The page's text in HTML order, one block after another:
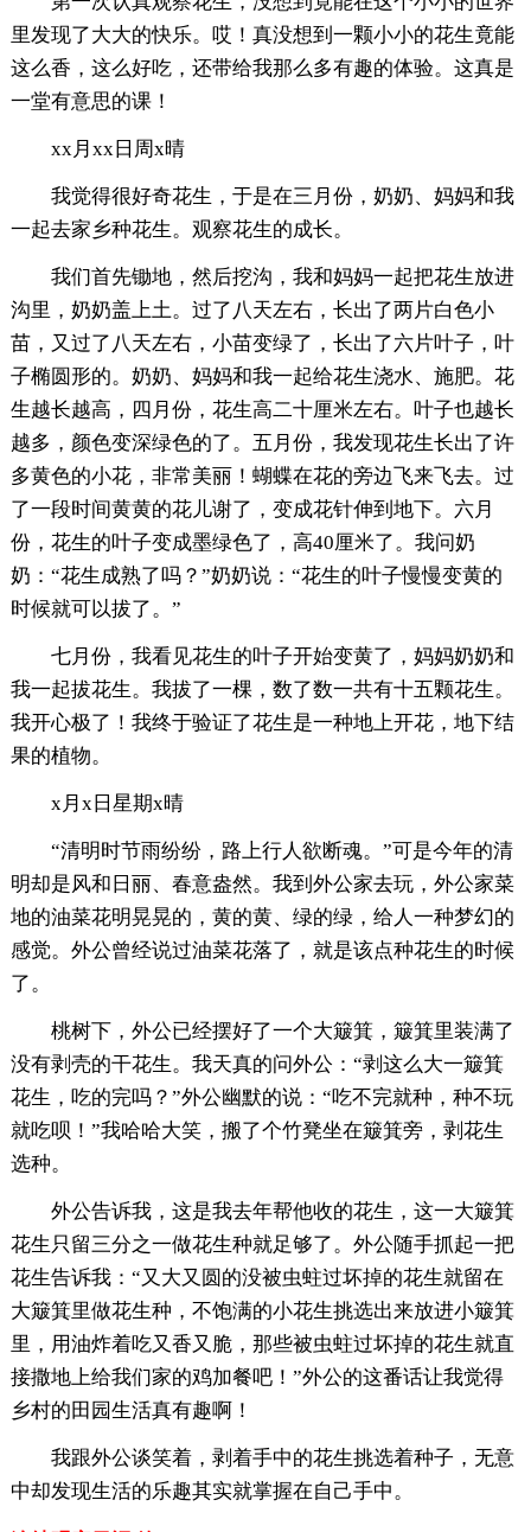
里发现了大大的快乐。哎！真没想到一颗小小的花生竟能
这么香，这么好吃，还带给我那么多有趣的体验。这真是
一堂有意思的课！
xx月xx日周x晴
我觉得很好奇花生，于是在三月份，奶奶、妈妈和我
一起去家乡种花生。观察花生的成长。
我们首先锄地，然后挖沟，我和妈妈一起把花生放进
沟里，奶奶盖上土。过了八天左右，长出了两片白色小
苗，又过了八天左右，小苗变绿了，长出了六片叶子，叶
子椭圆形的。奶奶、妈妈和我一起给花生浇水、施肥。花
生越长越高，四月份，花生高二十厘米左右。叶子也越长
越多，颜色变深绿色的了。五月份，我发现花生长出了许
多黄色的小花，非常美丽！蝴蝶在花的旁边飞来飞去。过
了一段时间黄黄的花儿谢了，变成花针伸到地下。六月
份，花生的叶子变成墨绿色了，高40厘米了。我问奶
奶：“花生成熟了吗？”奶奶说：“花生的叶子慢慢变黄的
时候就可以拔了。”
七月份，我看见花生的叶子开始变黄了，妈妈奶奶和
我一起拔花生。我拔了一棵，数了数一共有十五颗花生。
我开心极了！我终于验证了花生是一种地上开花，地下结
果的植物。
x月x日星期x晴
“清明时节雨纷纷，路上行人欲断魂。”可是今年的清
明却是风和日丽、春意盎然。我到外公家去玩，外公家菜
地的油菜花明晃晃的，黄的黄、绿的绿，给人一种梦幻的
感觉。外公曾经说过油菜花落了，就是该点种花生的时候
了。
桃树下，外公已经摆好了一个大簸箕，簸箕里装满了
没有剥壳的干花生。我天真的问外公：“剥这么大一簸箕
花生，吃的完吗？”外公幽默的说：“吃不完就种，种不玩
就吃呗！”我哈哈大笑，搬了个竹凳坐在簸箕旁，剥花生
选种。
外公告诉我，这是我去年帮他收的花生，这一大簸箕
花生只留三分之一做花生种就足够了。外公随手抓起一把
花生告诉我：“又大又圆的没被虫蛀过坏掉的花生就留在
大簸箕里做花生种，不饱满的小花生挑选出来放进小簸箕
里，用油炸着吃又香又脆，那些被虫蛀过坏掉的花生就直
接撒地上给我们家的鸡加餐吧！”外公的这番话让我觉得
乡村的田园生活真有趣啊！
我跟外公谈笑着，剥着手中的花生挑选着种子，无意
中却发现生活的乐趣其实就掌握在自己手中。